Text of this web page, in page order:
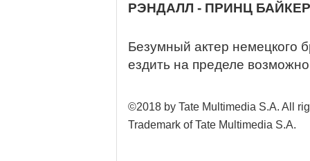
РЭНДАЛЛ - ПРИНЦ
Безумный актер немецкого
ездить на пределе
©2018 by Tate Multimedia S.A. All
Trademark of Tate Multimedia S.A.